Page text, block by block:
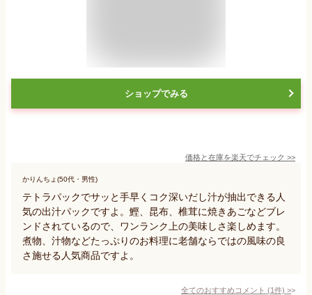
ショップでみる
価格と在庫を楽天でチェック >>
かりんちょ(50代・男性)
テトラパックでサッと手早くコク深いだし汁が抽出できる人
気の出汁パックですよ。鰹、昆布、椎茸に焼きあごなどブレ
ンドされているので、ワンランク上の美味しさ楽しめます。
煮物、汁物などたっぷりのお料理に老舗ならではの風味の良
さ施せる人気商品ですよ。
全てのおすすめコメント (1件) >